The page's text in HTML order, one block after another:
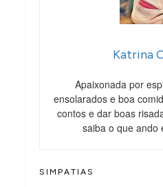
Katrina
Apaixonada por
ensolarados e boa
contos e dar boas
saiba o que ando
SIMPATIAS